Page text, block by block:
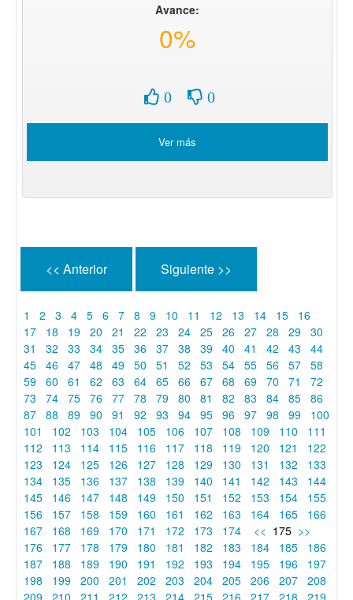
Avance:
0%
0 0
Ver más
<< Anterior Siguiente >>
1 2 3 4 5 6 7 8 9 10 11 12 13 14 15
16
17
18 19 20 21 22 23 24 25 26 27 28 29 30
31
32 33 34 35 36 37 38 39 40 41 42 43
44
45 46 47 48 49 50 51 52 53 54 55 56 57 58
59 60 61 62 63 64 65 66 67 68 69 70 71
72
73
74 75 76 77 78 79 80 81 82 83 84 85 86
87 88 89 90 91 92 93 94 95 96 97 98 99
100
101
102 103 104 105 106 107 108 109 110
111
112
113 114 115 116 117 118 119 120 121
122
123
124 125 126 127 128 129 130 131 132
133
134
135 136 137 138 139 140 141 142 143
144
145
146 147 148 149 150 151 152 153 154
155
156
157 158 159 160 161 162 163 164 165
166
167
168 169 170 171 172 173 174 << 175 >>
176
177 178 179 180 181 182 183 184 185
186
187
188 189 190 191 192 193 194 195 196
197
198
199 200 201 202 203 204 205 206 207 208
209 210 211 212 213 214 215 216 217 218
219